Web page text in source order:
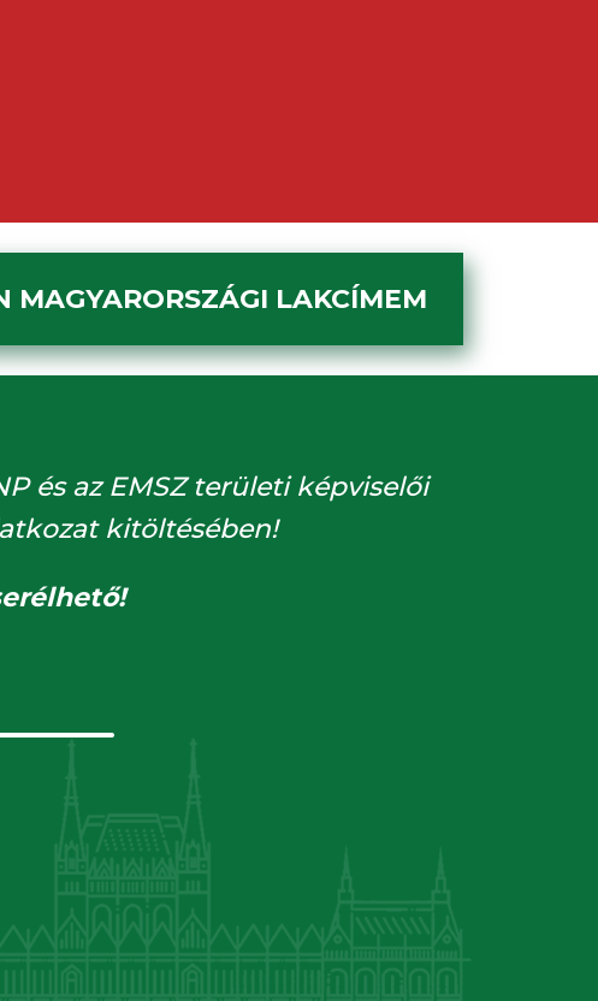
MAGYARORSZÁGI LAKCÍMEM
és az EMSZ területi képviselői
kitöltésében!